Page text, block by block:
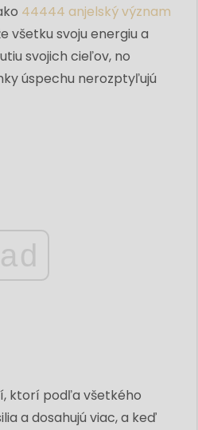
44444 anjelský význam
všetku svoju energiu a
svojich cieľov, no
úspechu nerozptyľujú
ad
ktorí podľa všetkého
a dosahujú viac, a keď